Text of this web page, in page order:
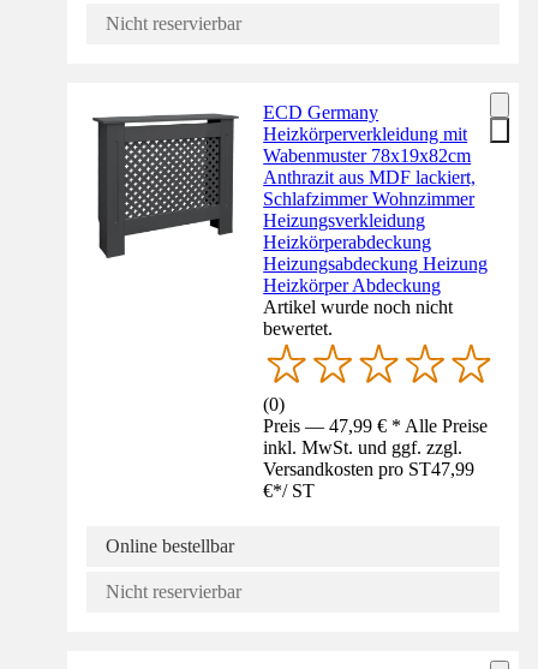
Nicht reservierbar
ECD Germany
Heizkörperverkleidung mit
Wabenmuster 78x19x82cm
Anthrazit aus MDF lackiert,
Schlafzimmer Wohnzimmer
Heizungsverkleidung
Heizkörperabdeckung
Heizungsabdeckung Heizung
Heizkörper Abdeckung
Artikel wurde noch nicht
bewertet.
(0)
Preis — 47,99 € * Alle Preise
inkl. MwSt. und ggf. zzgl.
Versandkosten pro ST47,99
€*/ ST
Online bestellbar
Nicht reservierbar